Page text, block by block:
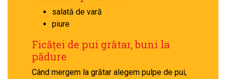
salată de vară
piure
Ficăței de pui grătar, buni la
pădure
Când mergem la grătar alegem pulpe de pui,